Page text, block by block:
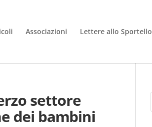
Associazioni Lettere allo Sportello
settore
dei bambini